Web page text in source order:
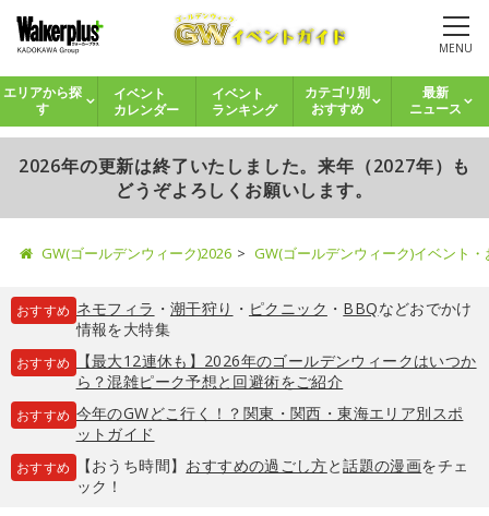
MENU
エリアから探
す
イベント
カレンダー
イベント
ランキング
カテゴリ別
おすすめ
最新
ニュース
2026年の更新は終了いたしました。来年（2027年）も
どうぞよろしくお願いします。
GW(ゴールデンウィーク)2026 GW(ゴールデンウィーク)イベント
おすすめ ネモフィラ ・ 潮干狩り ・ ピクニック ・ BBQなどおでかけ
情報を大特集
おすすめ
【最大12連休も】2026年のゴールデンウィークはいつか
ら？混雑ピーク予想と回避術をご紹介
おすすめ 今年のGWどこ行く！？関東・関西・東海エリア別スポ
ットガイド
おすすめ 【おうち時間】 おすすめの過ごし方と話題の漫画をチェ
ック！